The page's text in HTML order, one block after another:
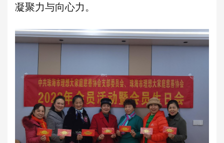
凝聚力与向心力。